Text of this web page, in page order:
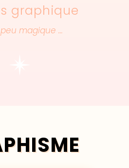
graphique
magique …